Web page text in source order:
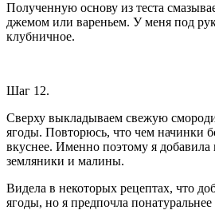
Полученную основу из теста
джемом или вареньем. У меня под
клубничное.
Шаг 12.
Сверху выкладываем свежую
ягоды. Повторюсь, что чем начинки
вкуснее. Именно поэтому я
земляники и малины.
Видела в некоторых рецептах, что
ягоды, но я предпочла понатуральнее